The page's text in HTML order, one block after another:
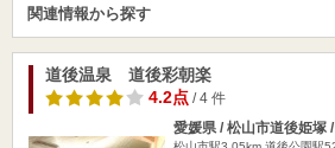
関連情報から探す
道後温泉 道後彩朝楽
4.2点/ 4 件
愛媛県 / 松山市道後姫塚